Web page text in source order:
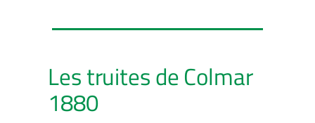
Les truites de Colmar
1880